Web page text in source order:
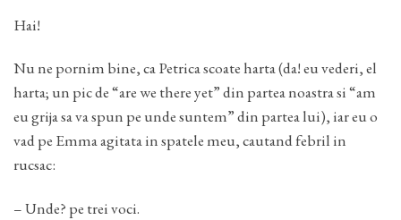
Hai!
Nu ne pornim bine, ca Petrica scoate harta (da! eu vederi, el
harta; un pic de “are we there yet” din partea noastra si “am
eu grija sa va spun pe unde suntem” din partea lui), iar eu o
vad pe Emma agitata in spatele meu, cautand febril in
rucsac:
– Unde? pe trei voci.